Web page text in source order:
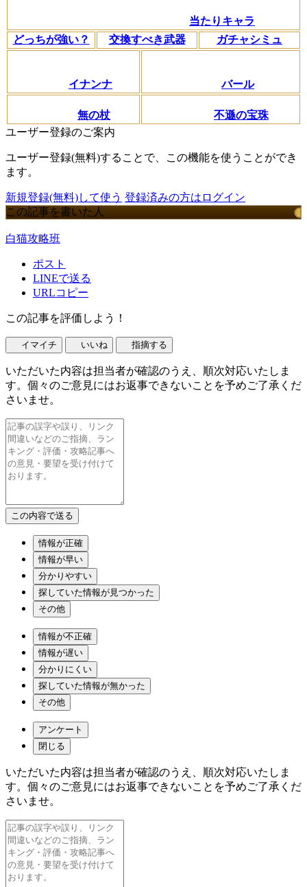
当たりキャラ
どっちが強い？
交換すべき武器 ガチャシミュ
イナンナ バール
無の杖
不遜の宝珠
ユーザー登録のご案内
ユーザー登録(無料)することで、この機能を使うことができ
ます。
新規登録(無料)して使う 登録済みの方はログイン
この記事を書いた人
白猫攻略班
ポスト
LINEで送る
URLコピー
この記事を評価しよう！
イマイチ いいね 指摘する
いただいた内容は担当者が確認のうえ、順次対応いたしま
す。個々のご意見にはお返事できないことを予めご了承くだ
さいませ。
情報が正確
情報が早い
分かりやすい
探していた情報が見つかった
その他
情報が不正確
情報が遅い
分かりにくい
探していた情報が無かった
その他
アンケート
閉じる
いただいた内容は担当者が確認のうえ、順次対応いたしま
す。個々のご意見にはお返事できないことを予めご了承くだ
さいませ。